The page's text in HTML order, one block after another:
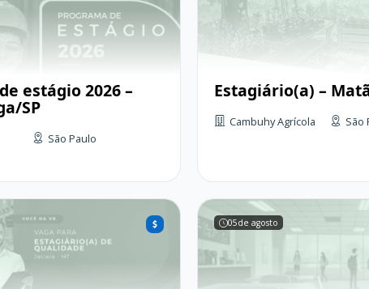
estágio 2026 –
SP
São Paulo
Estagiário(a) –
Cambuhy Agrícola São
05de agosto